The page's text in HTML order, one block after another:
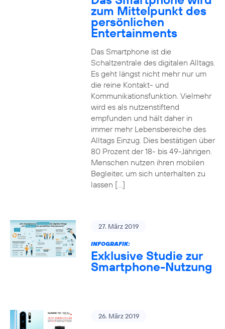
zum Mittelpunkt des
persönlichen
Entertainments
Das Smartphone ist die
Schaltzentrale des digitalen Alltags.
Es geht längst nicht mehr nur um
die reine Kontakt- und
Kommunikationsfunktion. Vielmehr
wird es als nutzenstiftend
empfunden und hält daher in
immer mehr Lebensbereiche des
Alltags Einzug. Dies bestätigen über
80 Prozent der 18- bis 49-Jährigen.
Menschen nutzen ihren mobilen
Begleiter, um sich unterhalten zu
lassen […]
27. März 2019
INFOGRAFIK:
Exklusive Studie zur
Smartphone-Nutzung
26. März 2019